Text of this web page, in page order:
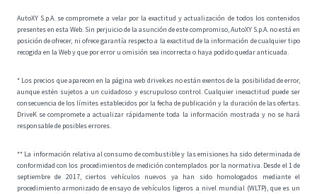
AutoXY S.p.A. se compromete a velar por la exactitud y actualización de todos los contenidos
presentes en esta Web. Sin perjuicio de la asunción de este compromiso, AutoXY S.p.A. no está en
posición de ofrecer, ni ofrece garantía respecto a la exactitud de la información de cualquier tipo
recogida en la Web y que por error u omisión sea incorrecta o haya podido quedar anticuada.
* Los precios que aparecen en la página web drivek.es no están exentos de la posibilidad de error,
aunque estén sujetos a un cuidadoso y escrupuloso control. Cualquier inexactitud puede ser
consecuencia de los límites establecidos por la fecha de publicación y la duración de las ofertas.
DriveK se compromete a actualizar rápidamente toda la información mostrada y no se hará
responsable de posibles errores.
** La información relativa al consumo de combustible y las emisiones ha sido determinada de
conformidad con los procedimientos de medición contemplados por la normativa. Desde el 1 de
septiembre de 2017, ciertos vehículos nuevos ya han sido homologados mediante el
procedimiento armonizado de ensayo de vehículos ligeros a nivel mundial (WLTP), que es un